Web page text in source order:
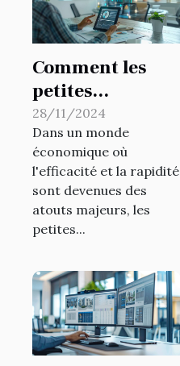
Comment les
petites
entreprises
peuvent tirer
parti de
l'automatisation
financière
28/11/2024
Dans un monde
économique où
l'efficacité et la rapidité
sont devenues des
atouts majeurs, les
petites...